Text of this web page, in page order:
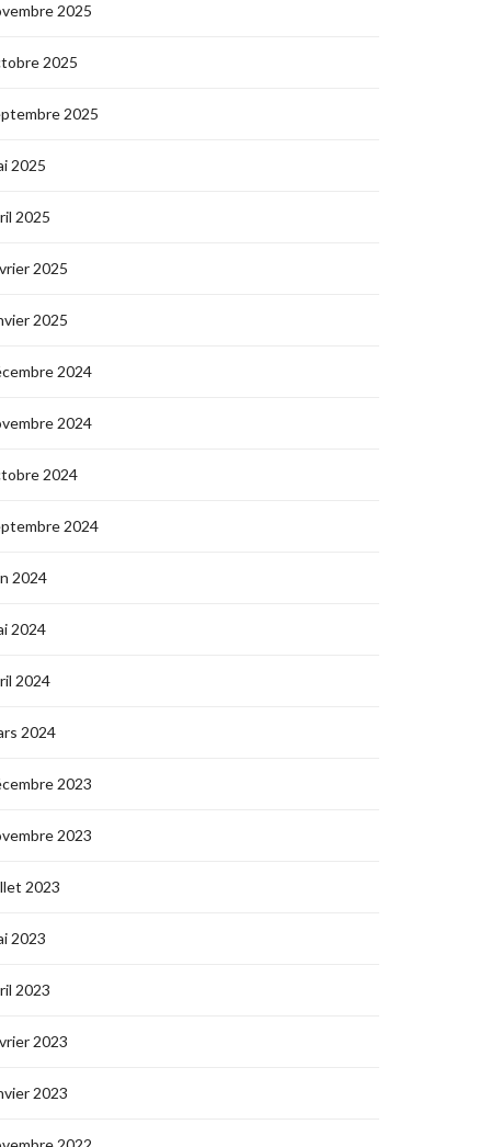
2025
2025
2025
2025
2025
2025
2025
2024
2024
2024
2024
2024
2024
2024
2024
2023
2023
2023
2023
2023
2023
2023